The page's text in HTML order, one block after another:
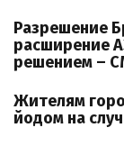
Разрешение
расширение
решением –
Жителям
йодом на